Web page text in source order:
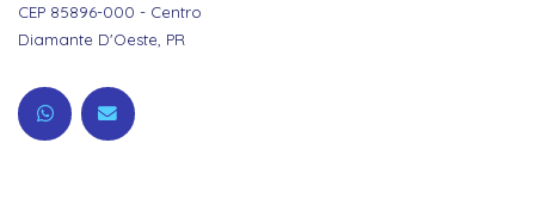
CEP 85896-000 - Centro
Diamante D'Oeste, PR